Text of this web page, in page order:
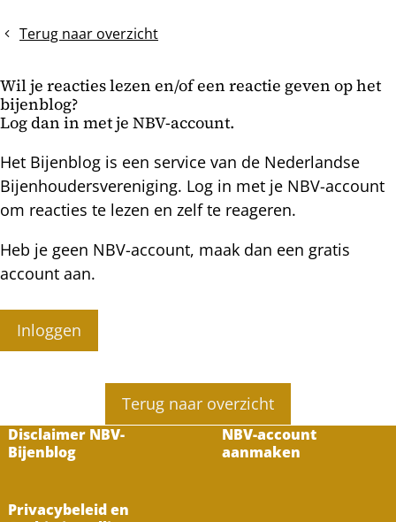
in
en
op
de
schuifla
Terug naar overzicht
Wil je reacties lezen en/of een reactie geven op het
bijenblog?
Log dan in met je NBV-account.
Het Bijenblog is een service van de Nederlandse
Bijenhoudersvereniging. Log in met je NBV-account
om reacties te lezen en zelf te reageren.
Heb je geen NBV-account, maak dan een gratis
account aan.
Inloggen
Terug naar overzicht
Disclaimer NBV-
Bijenblog
NBV-account
aanmaken
Privacybeleid en